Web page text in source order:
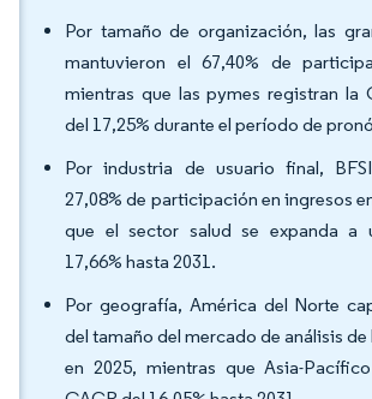
Por tamaño de organización, las
mantuvieron el 67,40% de
mientras que las pymes registran la
del 17,25% durante el período de
Por industria de usuario final,
27,08% de participación en ingresos
que el sector salud se expanda a
17,66% hasta 2031.
Por geografía, América del Norte
del tamaño del mercado de análisis de
en 2025, mientras que Asia-